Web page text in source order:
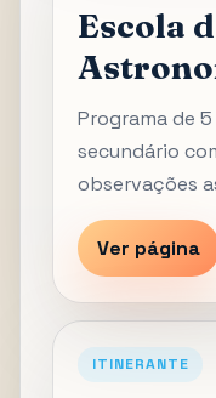
Escola
Programa de
secundário
observações
Ver página
ITINERANTE